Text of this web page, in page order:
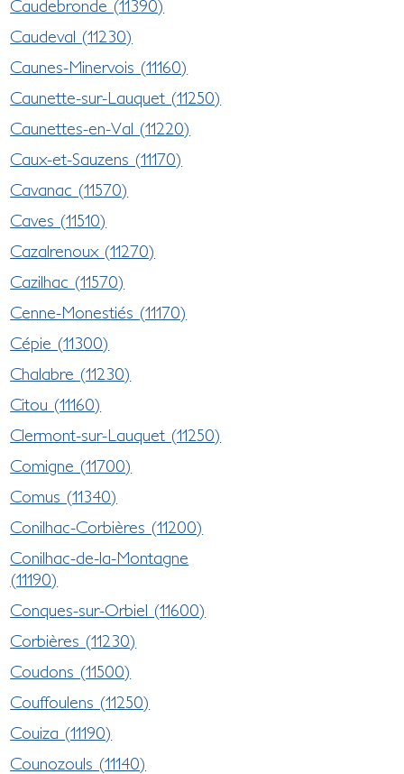
Caudebronde (11390)
Caudeval (11230)
Caunes-Minervois (11160)
Caunette-sur-Lauquet (11250)
Caunettes-en-Val (11220)
Caux-et-Sauzens (11170)
Cavanac (11570)
Caves (11510)
Cazalrenoux (11270)
Cazilhac (11570)
Cenne-Monestiés (11170)
Cépie (11300)
Chalabre (11230)
Citou (11160)
Clermont-sur-Lauquet (11250)
Comigne (11700)
Comus (11340)
Conilhac-Corbières (11200)
Conilhac-de-la-Montagne
(11190)
Conques-sur-Orbiel (11600)
Corbières (11230)
Coudons (11500)
Couffoulens (11250)
Couiza (11190)
Counozouls (11140)